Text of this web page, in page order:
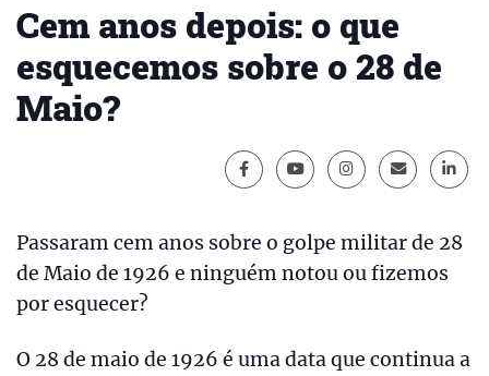
Cem anos depois: o que
esquecemos sobre o 28 de
Maio?
Passaram cem anos sobre o golpe militar de 28
de Maio de 1926 e ninguém notou ou fizemos
por esquecer?
O 28 de maio de 1926 é uma data que continua a